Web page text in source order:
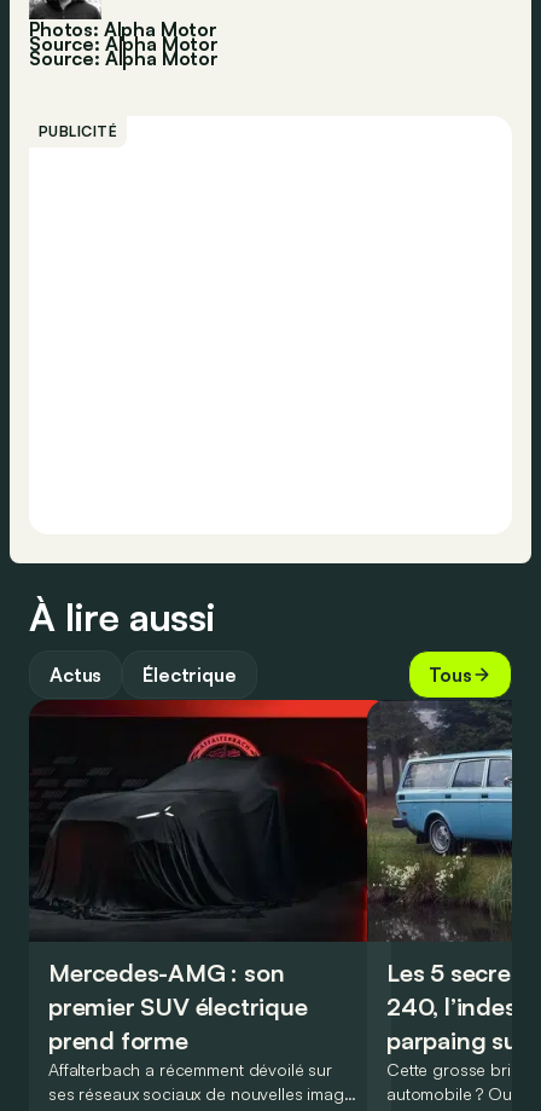
Photos: Alpha Motor
Source: Alpha Motor
Source: Alpha Motor
PUBLICITÉ
À lire aussi
Actus Électrique Tous
Mercedes-AMG : son
premier SUV électrique
prend forme
Affalterbach a récemment dévoilé sur
ses réseaux sociaux de nouvelles images
Les 5 secrets
240,
parpaing
Cette grosse
automobile ? Oui,